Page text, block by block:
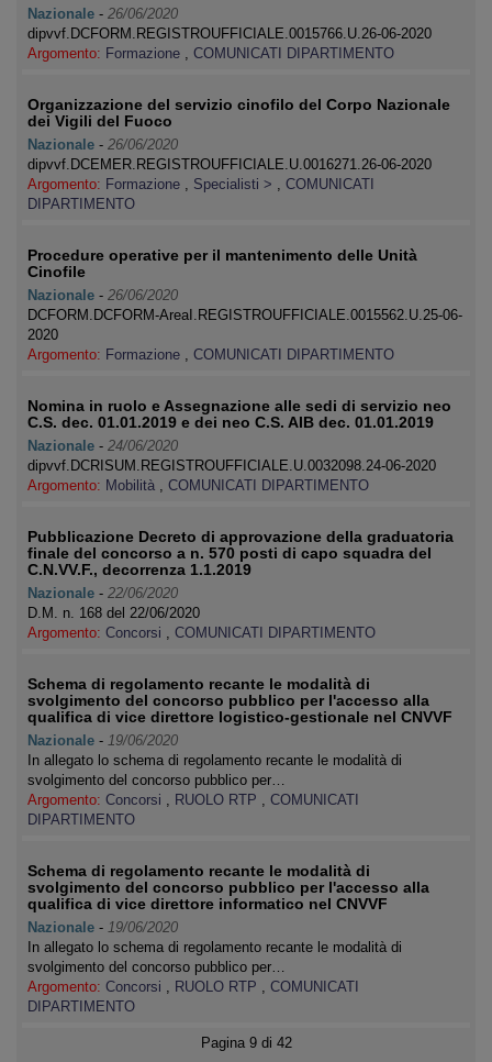
Nazionale - 26/06/2020
dipvvf.DCFORM.REGISTROUFFICIALE.0015766.U.26-06-2020
Argomento: Formazione , COMUNICATI DIPARTIMENTO
Organizzazione del servizio cinofilo del Corpo Nazionale
dei Vigili del Fuoco
Nazionale - 26/06/2020
dipvvf.DCEMER.REGISTROUFFICIALE.U.0016271.26-06-2020
Argomento: Formazione , Specialisti > , COMUNICATI
DIPARTIMENTO
Procedure operative per il mantenimento delle Unità
Cinofile
Nazionale - 26/06/2020
DCFORM.DCFORM-AreaI.REGISTROUFFICIALE.0015562.U.25-06-
2020
Argomento: Formazione , COMUNICATI DIPARTIMENTO
Nomina in ruolo e Assegnazione alle sedi di servizio neo
C.S. dec. 01.01.2019 e dei neo C.S. AIB dec. 01.01.2019
Nazionale - 24/06/2020
dipvvf.DCRISUM.REGISTROUFFICIALE.U.0032098.24-06-2020
Argomento: Mobilità , COMUNICATI DIPARTIMENTO
Pubblicazione Decreto di approvazione della graduatoria
finale del concorso a n. 570 posti di capo squadra del
C.N.VV.F., decorrenza 1.1.2019
Nazionale - 22/06/2020
D.M. n. 168 del 22/06/2020
Argomento: Concorsi , COMUNICATI DIPARTIMENTO
Schema di regolamento recante le modalità di
svolgimento del concorso pubblico per l'accesso alla
qualifica di vice direttore logistico-gestionale nel CNVVF
Nazionale - 19/06/2020
In allegato lo schema di regolamento recante le modalità di
svolgimento del concorso pubblico per…
Argomento: Concorsi , RUOLO RTP , COMUNICATI
DIPARTIMENTO
Schema di regolamento recante le modalità di
svolgimento del concorso pubblico per l'accesso alla
qualifica di vice direttore informatico nel CNVVF
Nazionale - 19/06/2020
In allegato lo schema di regolamento recante le modalità di
svolgimento del concorso pubblico per…
Argomento: Concorsi , RUOLO RTP , COMUNICATI
DIPARTIMENTO
Pagina 9 di 42